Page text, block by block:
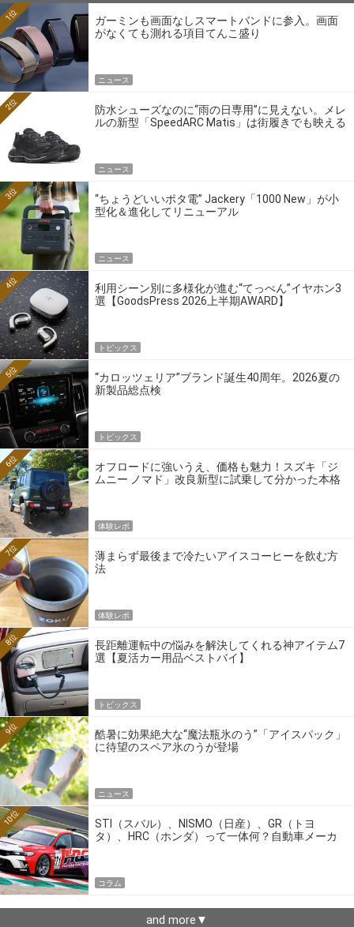
ガーミンも画面なしスマートバンドに参入。画面
がなくても測れる項目てんこ盛り
1位
ニュース
防水シューズなのに“雨の日専用”に見えない。メレ
ルの新型「SpeedARC Matis」は街履きでも映える
2位
ニュース
“ちょうどいいポタ電” Jackery「1000 New」が小
型化＆進化してリニューアル
3位
ニュース
利用シーン別に多様化が進む“てっぺん”イヤホン3
選【GoodsPress 2026上半期AWARD】
4位
トピックス
“カロッツェリア”ブランド誕生40周年。2026夏の
新製品総点検
5位
トピックス
オフロードに強いうえ、価格も魅力！スズキ「ジ
ムニー ノマド」改良新型に試乗して分かった本格
6位
体験レポ
薄まらず最後まで冷たいアイスコーヒーを飲む方
法
7位
体験レポ
長距離運転中の悩みを解決してくれる神アイテム7
選【夏活カー用品ベストバイ】
8位
トピックス
酷暑に効果絶大な“魔法瓶氷のう”「アイスパック」
に待望のスペア氷のうが登場
9位
ニュース
STI（スバル）、NISMO（日産）、GR（トヨ
タ）、HRC（ホンダ）って一体何？自動車メーカ
10位
コラム
and more▼